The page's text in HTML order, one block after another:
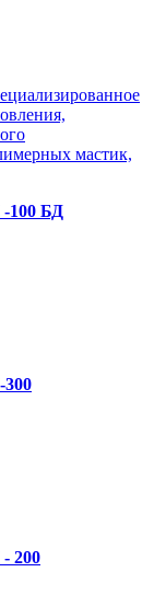
мастик,
-100 БД
300
200